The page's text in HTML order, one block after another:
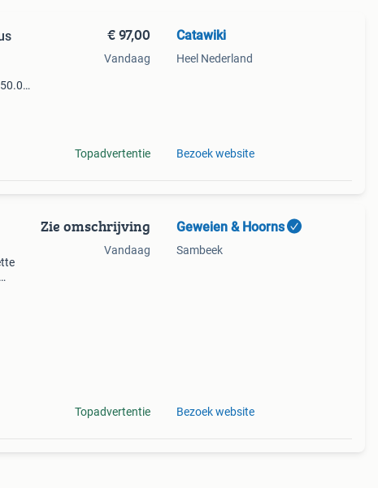
€ 97,00
Vandaag
Topadvertentie
Catawiki
Heel Nederland
Bezoek website
Zie omschrijving
Vandaag
Topadvertentie
Geweien & Hoorns
Sambeek
Bezoek website